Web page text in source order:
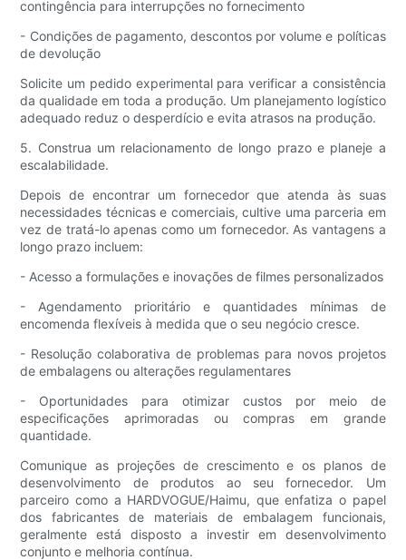
contingência para interrupções no fornecimento
- Condições de pagamento, descontos por volume e políticas
de devolução
Solicite um pedido experimental para verificar a consistência
da qualidade em toda a produção. Um planejamento logístico
adequado reduz o desperdício e evita atrasos na produção.
5. Construa um relacionamento de longo prazo e planeje a
escalabilidade.
Depois de encontrar um fornecedor que atenda às suas
necessidades técnicas e comerciais, cultive uma parceria em
vez de tratá-lo apenas como um fornecedor. As vantagens a
longo prazo incluem:
- Acesso a formulações e inovações de filmes personalizados
- Agendamento prioritário e quantidades mínimas de
encomenda flexíveis à medida que o seu negócio cresce.
- Resolução colaborativa de problemas para novos projetos
de embalagens ou alterações regulamentares
- Oportunidades para otimizar custos por meio de
especificações aprimoradas ou compras em grande
quantidade.
Comunique as projeções de crescimento e os planos de
desenvolvimento de produtos ao seu fornecedor. Um
parceiro como a HARDVOGUE/Haimu, que enfatiza o papel
dos fabricantes de materiais de embalagem funcionais,
geralmente está disposto a investir em desenvolvimento
conjunto e melhoria contínua.